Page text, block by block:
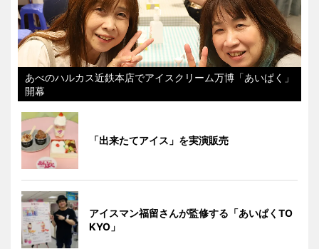
あべのハルカス近鉄本店でアイスクリーム万博「あいぱく」
開幕
「出来たてアイス」を実演販売
アイスマン福留さんが監修する「あいぱくTO
KYO」